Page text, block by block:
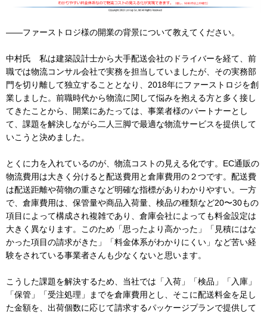
――ファーストロジ様の開業の背景について教えてください。
中村氏 私は建築設計士から大手配送会社のドライバーを経て、前
職では物流コンサル会社で実務を担当していましたが、その実務部
門を切り離して独立することとなり、2018年にファーストロジを創
業しました。前職時代から物流に関して悩みを抱える方と多く接し
てきたことから、開業にあたっては、事業者様のパートナーとし
て、課題を解決しながら二人三脚で最適な物流サービスを提供して
いこうと決めました。
とくに力を入れているのが、物流コストの見える化です。EC通販の
物流費用は大きく分けると配送費用と倉庫費用の２つです。配送費
は配送距離や荷物の重さなど明確な指標がありわかりやすい。一方
で、倉庫費用は、保管量や商品入荷量、検品の種類など20〜30もの
項目によって構成され複雑であり、倉庫会社によっても料金設定は
大きく異なります。このため「思ったより高かった」「見積にはな
かった項目の請求がきた」「料金体系がわかりにくい」など苦い経
験をされている事業者さんも少なくないと思います。
こうした課題を解決するため、当社では「入荷」「検品」「入庫」
「保管」「受注処理」までを倉庫費用とし、そこに配送料金を足し
た金額を、出荷個数に応じて請求するパッケージプランで提供して